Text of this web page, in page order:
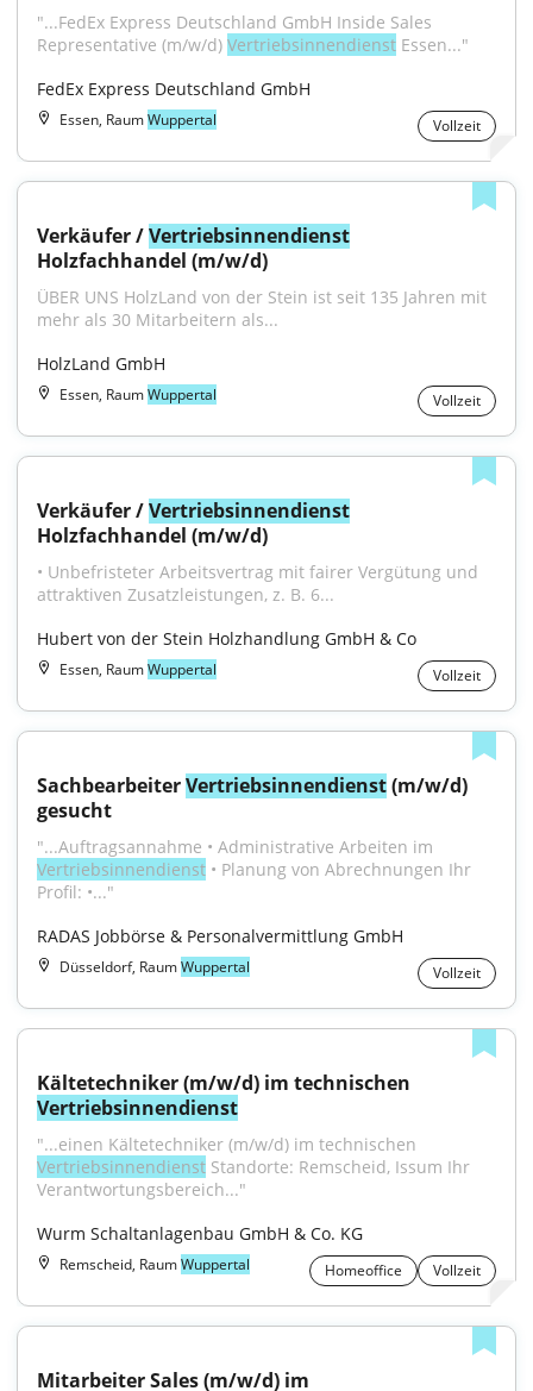
"...FedEx Express Deutschland GmbH Inside Sales
Representative (m/w/d) Vertriebsinnendienst Essen..."
FedEx Express Deutschland GmbH
Essen, RaumWuppertal Vollzeit
Verkäufer / Vertriebsinnendienst
Holzfachhandel (m/w/d)
ÜBER UNS HolzLand von der Stein ist seit 135 Jahren mit
mehr als 30 Mitarbeitern als...
HolzLand GmbH
Essen, RaumWuppertal Vollzeit
Verkäufer / Vertriebsinnendienst
Holzfachhandel (m/w/d)
• Unbefristeter Arbeitsvertrag mit fairer Vergütung und
attraktiven Zusatzleistungen, z. B. 6...
Hubert von der Stein Holzhandlung GmbH & Co
Essen, RaumWuppertal Vollzeit
Sachbearbeiter Vertriebsinnendienst (m/w/d)
gesucht
Vertriebsinnendienst • Planung von Abrechnungen Ihr
Profil: •..."
RADAS Jobbörse & Personalvermittlung GmbH
Düsseldorf, RaumWuppertal Vollzeit
Vertriebsinnendienst
Vertriebsinnendienst Standorte: Remscheid, Issum Ihr
Verantwortungsbereich..."
Wurm Schaltanlagenbau GmbH & Co. KG
Remscheid, RaumWuppertal Homeoffice Vollzeit